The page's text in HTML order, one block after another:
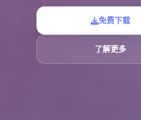
免费下载
了解更多